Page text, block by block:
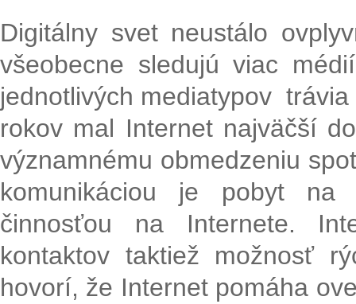
Digitálny svet neustálo
všeobecne sledujú viac
jednotlivých mediatypov
rokov mal Internet najväčší
významnému obmedzeniu
komunikáciou je pobyt na
činnosťou na Internete.
kontaktov taktiež možnosť
hovorí, že Internet pomáha